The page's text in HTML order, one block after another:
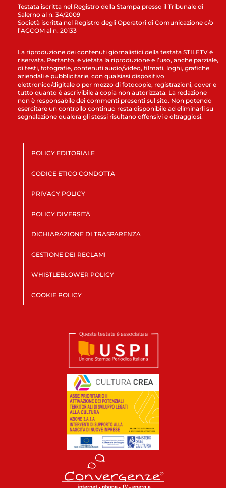
Testata iscritta nel Registro della Stampa presso il Tribunale di
Salerno al n. 34/2009
Società iscritta nel Registro degli Operatori di Comunicazione c/o
l’AGCOM al n. 20133
La riproduzione dei contenuti giornalistici della testata STILETV è
riservata. Pertanto, è vietata la riproduzione e l’uso, anche parziale,
di testi, fotografie, contenuti audio/video, filmati, loghi, grafiche
aziendali e pubblicitarie, con qualsiasi dispositivo
elettronico/digitale o per mezzo di fotocopie, registrazioni, cover e
tutto quanto è ascrivibile a copia non autorizzata. La redazione
non è responsabile dei commenti presenti sul sito. Non potendo
esercitare un controllo continuo resta disponibile ad eliminarli su
segnalazione qualora gli stessi risultano offensivi e oltraggiosi.
POLICY EDITORIALE
CODICE ETICO CONDOTTA
PRIVACY POLICY
POLICY DIVERSITÀ
DICHIARAZIONE DI TRASPARENZA
GESTIONE DEI RECLAMI
WHISTLEBLOWER POLICY
COOKIE POLICY